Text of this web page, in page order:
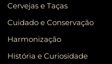
Cervejas e Taças
Cuidado e Conservação
Harmonização
História e Curiosidade